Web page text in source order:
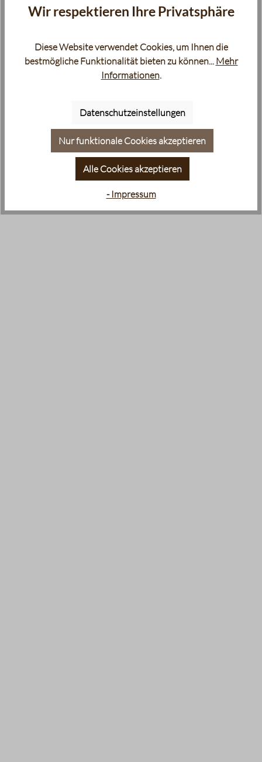
Wir respektieren Ihre Privatsphäre
Diese Website verwendet Cookies, um Ihnen die
bestmögliche Funktionalität bieten zu können... Mehr
Informationen.
Datenschutzeinstellungen
Nur funktionale Cookies akzeptieren
Alle Cookies akzeptieren
- Impressum